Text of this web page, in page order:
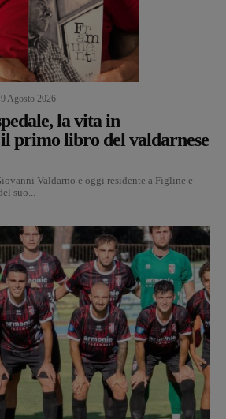
9 Agosto 2026
la vita in
primo libro del valdarnese
Valdarno e oggi residente a Figline e
suo...